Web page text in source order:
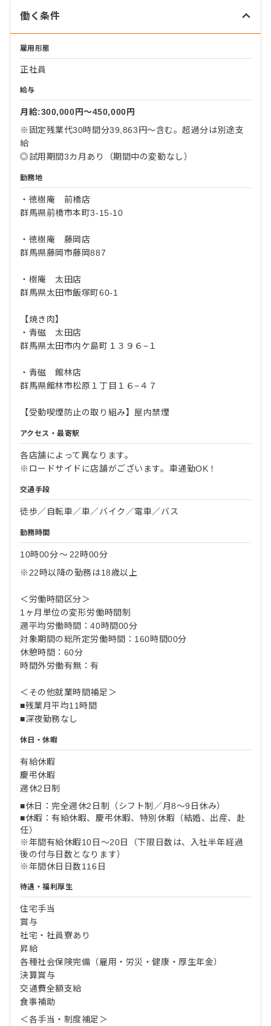
働く条件
雇用形態
正社員
給与
月給:300,000円〜450,000円
※固定残業代30時間分39,863円～含む。超過分は別途支
給
◎試用期間3カ月あり（期間中の変動なし）
勤務地
・徳樹庵 前橋店
群馬県前橋市本町3-15-10
・徳樹庵 藤岡店
群馬県藤岡市藤岡887
・樹庵 太田店
群馬県太田市飯塚町60-1
【焼き肉】
・青磁 太田店
群馬県太田市内ケ島町１３９６−１
・青磁 館林店
群馬県館林市松原１丁目１６−４７
【受動喫煙防止の取り組み】屋内禁煙
アクセス・最寄駅
各店舗によって異なります。
※ロードサイドに店舗がございます。車通勤OK！
交通手段
徒歩／自転車／車／バイク／電車／バス
勤務時間
10時00分〜 22時00分
※22時以降の勤務は18歳以上
＜労働時間区分＞
1ヶ月単位の変形労働時間制
週平均労働時間：40時間00分
対象期間の総所定労働時間：160時間00分
休憩時間：60分
時間外労働有無：有
＜その他就業時間補足＞
■残業月平均11時間
■深夜勤務なし
休日・休暇
有給休暇
慶弔休暇
週休2日制
■休日：完全週休2日制（シフト制／月8～9日休み）
■休暇：有給休暇、慶弔休暇、特別休暇（結婚、出産、赴
任）
※年間有給休暇10日～20日（下限日数は、入社半年経過
後の付与日数となります）
※年間休日日数116日
待遇・福利厚生
住宅手当
賞与
社宅・社員寮あり
昇給
各種社会保険完備（雇用・労災・健康・厚生年金）
決算賞与
交通費全額支給
食事補助
＜各手当・制度補足＞